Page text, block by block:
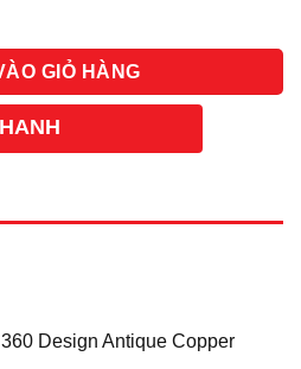
GIỎ HÀNG
Design Antique Copper